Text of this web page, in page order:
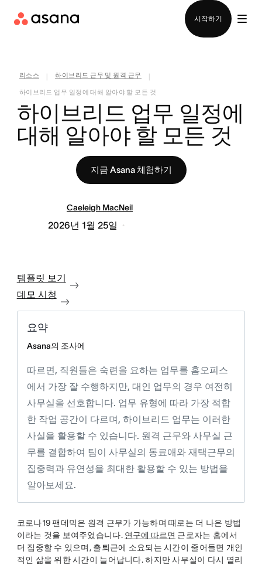
시작하기
리소스 하이브리드 근무 및 원격 근무
하이브리드 업무 일정에 대해 알아야 할 모든 것
하이브리드 업무 일정에
대해 알아야 할 모든 것
지금 Asana 체험하기
Caeleigh MacNeil
2026년 1월 25일
템플릿 보기
데모 시청
요약
Asana의 조사에
따르면, 직원들은 숙련을 요하는 업무를 홈오피스
에서 가장 잘 수행하지만, 대인 업무의 경우 여전히
사무실을 선호합니다. 업무 유형에 따라 가장 적합
한 작업 공간이 다르며, 하이브리드 업무는 이러한
사실을 활용할 수 있습니다. 원격 근무와 사무실 근
무를 결합하여 팀이 사무실의 동료애와 재택근무의
집중력과 유연성을 최대한 활용할 수 있는 방법을
알아보세요.
코로나19 팬데믹은 원격 근무가 가능하며 때로는 더 나은 방법
이라는 것을 보여주었습니다. 연구에 따르면 근로자는 홈에서
더 집중할 수 있으며, 출퇴근에 소요되는 시간이 줄어들면 개인
적인 삶을 위한 시간이 늘어납니다. 하지만 사무실이 다시 열리